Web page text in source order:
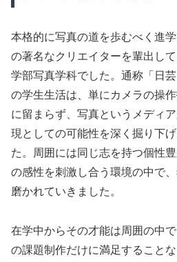
本格的に写真の道を歩むべく進
の著名なクリエイターを輩出し
学部写真学科でした。通称「日
の学生生活は、単にカメラの操
に留まらず、写真というメディ
現としての可能性を深く掘り下
た。周囲には同じ志を持つ個性
の感性を刺激し合う環境の中で
磨かれていきました。
在学中からその才能は周囲の中
の課題制作だけに満足すること